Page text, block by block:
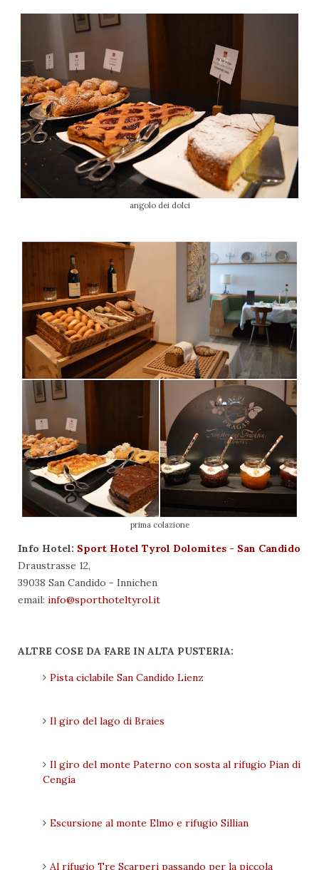
angolo dei dolci
prima colazione
Info Hotel: Sport Hotel Tyrol Dolomites - San Candido
Draustrasse 12,
39038 San Candido - Innichen
email: info@sporthoteltyrol.it
ALTRE COSE DA FARE IN ALTA PUSTERIA:
Pista ciclabile San Candido Lienz
Il giro del lago di Braies
Il giro del monte Paterno con sosta al rifugio Pian di
Cengia
Escursione al monte Elmo e rifugio Sillian
Al rifugio Tre Scarperi passando per la piccola